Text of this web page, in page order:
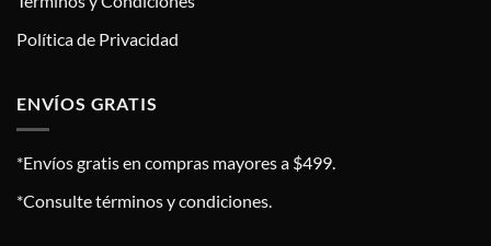
Política de Privacidad
ENVÍOS GRATIS
*Envíos gratis en compras mayores a $499.
*Consulte términos y condiciones.